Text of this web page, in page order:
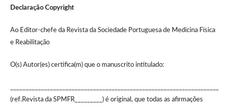
Declaração Copyright
Ao Editor-chefe da Revista da Sociedade Portuguesa de Medicina Física
e Reabilitação
O(s) Autor(es) certifica(m) que o manuscrito intitulado:
(ref.Revista da SPMFR_________) é original, que todas as afirmações